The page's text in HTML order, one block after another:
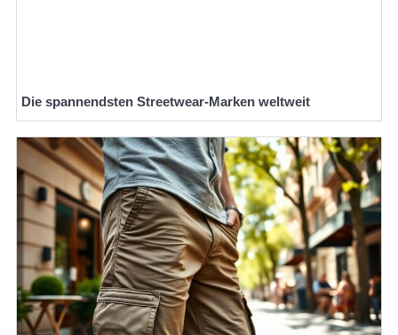
Die spannendsten Streetwear-Marken weltweit